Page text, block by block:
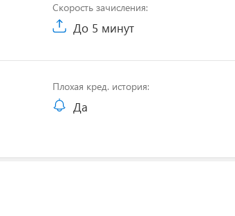
Скорость зачисления:
До 5 минут
Плохая кред. история:
Да